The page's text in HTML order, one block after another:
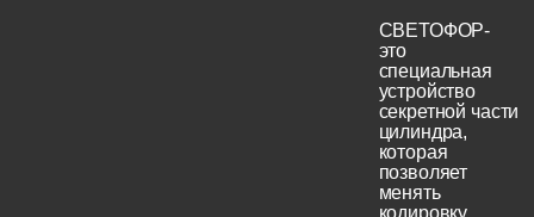
СВЕТОФОР-
это
специальная
устройство
секретной части
цилиндра,
которая
позволяет
менять
кодировку